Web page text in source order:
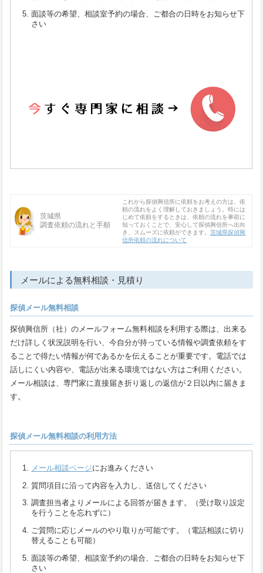
面談等の希望、相談室予約の場合、ご都合の日時をお知らせ下
さい
茨城県
調査依頼の流れと手順
これから探偵興信所に依頼をお考えの方は、依
頼の流れをよく理解しておきましょう。特には
じめて依頼をするときは、依頼の流れを事前に
知っておくことで、安心して探偵興信所へ出向
き、スムーズに依頼ができます。茨城県探偵興
信所依頼の流れについて
メールによる無料相談・見積り
探偵メール無料相談
探偵興信所（社）のメールフォーム無料相談を利用する際は、出来る
だけ詳しく状況説明を行い、今自分が持っている情報や調査依頼をす
ることで得たい情報が何であるかを伝えることが重要です。電話では
話しにくい内容や、電話が出来る環境ではない方はご利用ください。
メール相談は、専門家に直接届き折り返しの返信が２日以内に届きま
す。
探偵メール無料相談の利用方法
メール相談ページにお進みください
質問項目に沿って内容を入力し、送信してください
調査担当者よりメールによる回答が届きます。（受け取り設定
を行うことを忘れずに）
ご質問に応じメールのやり取りが可能です。（電話相談に切り
替えることも可能）
面談等の希望、相談室予約の場合、ご都合の日時をお知らせ下
さい